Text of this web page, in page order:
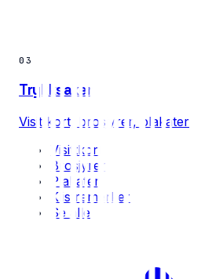
03
Trykksaker
Visittkort, brosjyrer, plakater
Visittkort
Brosjyrer
Plakater
Klistremerker
Se alle